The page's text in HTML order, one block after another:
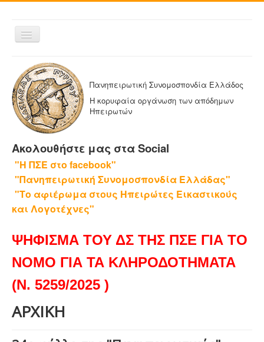
Εναλλαγή
πλοήγησης
ΑΡΧΙΚΗ
Η ΠΑΝΗΠΕΙΡΩΤΙΚΗ
ΔΕΛΤΙΑ ΤΥΠΟΥ
ΑΔΕΛΦΟΤΗΤΕΣ-ΟΜΟΣΠΟΝΔΙΕΣ
Η ΕΦΗΜΕΡΙΔΑ ΜΑΣ
ΕΦΗΜΕΡΙΔΕΣ ΑΔΕΛΦΟΤΗΤΩΝ
ΕΠΙΚΟΙΝΩΝΙΑ
Πανηπειρωτική Συνομοσπονδία Ελλάδος
Η κορυφαία οργάνωση των απόδημων
Ηπειρωτών
Ακολουθήστε μας στα Social
"Η ΠΣΕ στο facebook"
"Πανηπειρωτική Συνομοσπονδία Ελλάδας"
"Το αφιέρωμα στους Ηπειρώτες Εικαστικούς
και Λογοτέχνες"
ΨΗΦΙΣΜΑ ΤΟΥ ΔΣ ΤΗΣ ΠΣΕ ΓΙΑ ΤΟ
ΝΟΜΟ ΓΙΑ ΤΑ ΚΛΗΡΟΔΟΤΗΜΑΤΑ
(Ν. 5259/2025 )
ΑΡΧΙΚΗ